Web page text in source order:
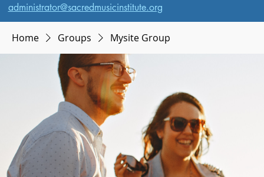
administrator@sacredmusicinstitute.org
Home Groups Mysite Group